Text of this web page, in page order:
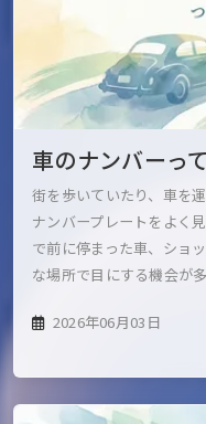
車のナンバーっ
街を歩いていたり、車を
ナンバープレートをよく
で前に停まった車、ショ
な場所で目にする機会が
2026年06月03日